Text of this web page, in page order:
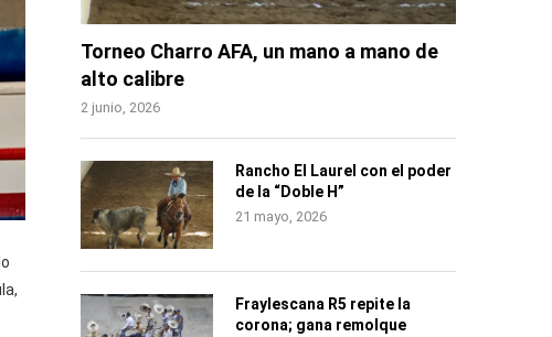
Torneo Charro AFA, un mano a mano de
alto calibre
2 junio, 2026
Rancho El Laurel con el poder
de la “Doble H”
21 mayo, 2026
Fraylescana R5 repite la
corona; gana remolque